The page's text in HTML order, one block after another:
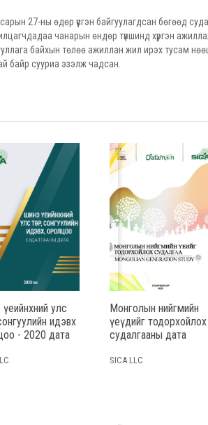
27-ны өдөр үүсгэн байгуулагдсан бөгөөд
чанарын өндөр түвшинд хүргэн
байхын төлөө ажиллан жил ирэх тусам
байр сууриа эзэлж чадсан.
улс
идэвх
- 2020 дата
Монголын нийгмийн
үеүдийг тодорхойлох
судалгааны дата
SICA LLC